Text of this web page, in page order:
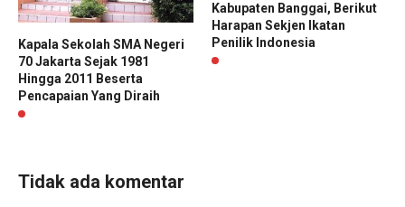
Kapala Sekolah SMA Negeri
70 Jakarta Sejak 1981
Hingga 2011 Beserta
Pencapaian Yang Diraih
Kabupaten Banggai, Berikut
Harapan Sekjen Ikatan
Penilik Indonesia
Tidak ada komentar